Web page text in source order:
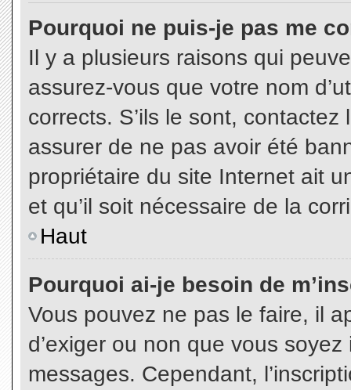
Pourquoi ne puis-je pas me
Il y a plusieurs raisons qui
assurez-vous que votre nom
corrects. S’ils le sont,
assurer de ne pas avoir été
propriétaire du site Internet ait
et qu’il soit nécessaire de la
Haut
Pourquoi ai-je besoin de
Vous pouvez ne pas le faire, il
d’exiger ou non que vous
messages. Cependant,